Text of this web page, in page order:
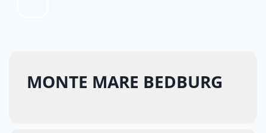
MONTE MARE BEDBURG